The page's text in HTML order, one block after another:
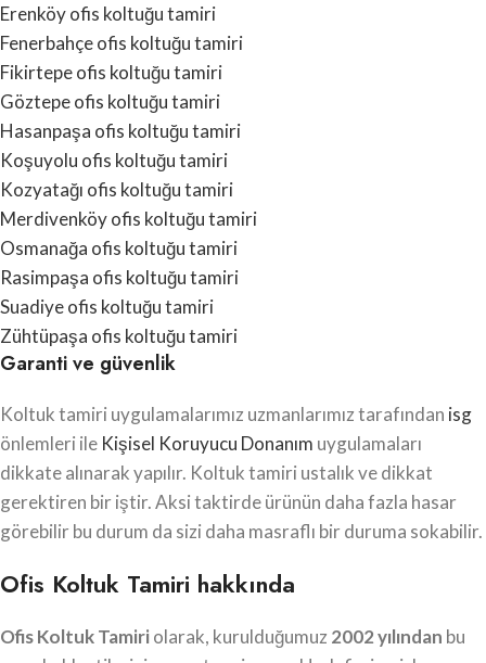
Erenköy ofis koltuğu tamiri
Fenerbahçe ofis koltuğu tamiri
Fikirtepe ofis koltuğu tamiri
Göztepe ofis koltuğu tamiri
Hasanpaşa ofis koltuğu tamiri
Koşuyolu ofis koltuğu tamiri
Kozyatağı ofis koltuğu tamiri
Merdivenköy ofis koltuğu tamiri
Osmanağa ofis koltuğu tamiri
Rasimpaşa ofis koltuğu tamiri
Suadiye ofis koltuğu tamiri
Zühtüpaşa ofis koltuğu tamiri
Garanti ve güvenlik
Koltuk tamiri uygulamalarımız uzmanlarımız tarafından isg
önlemleri ile Kişisel Koruyucu Donanım uygulamaları
dikkate alınarak yapılır. Koltuk tamiri ustalık ve dikkat
gerektiren bir iştir. Aksi taktirde ürünün daha fazla hasar
görebilir bu durum da sizi daha masraflı bir duruma sokabilir.
Ofis Koltuk Tamiri hakkında
Ofis Koltuk Tamiriolarak, kurulduğumuz 2002 yılından bu